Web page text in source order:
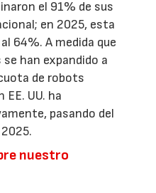
el 91% de sus
en 2025, esta
64%. A medida que
han expandido a
de robots
UU. ha
pasando del
nuestro